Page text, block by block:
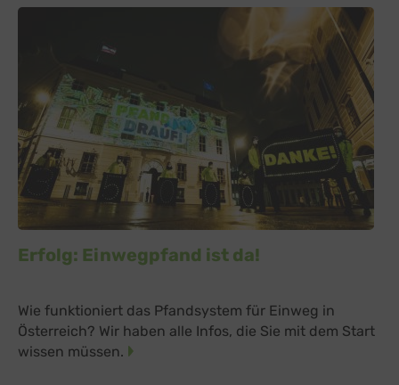
Erfolg: Einwegpfand ist da!
Wie funktioniert das Pfandsystem für Einweg in
Österreich? Wir haben alle Infos, die Sie mit dem Start
wissen müssen.